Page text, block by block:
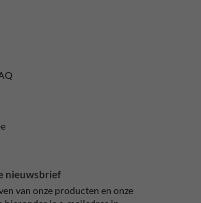
nieuwsbrief
van onze producten en onze